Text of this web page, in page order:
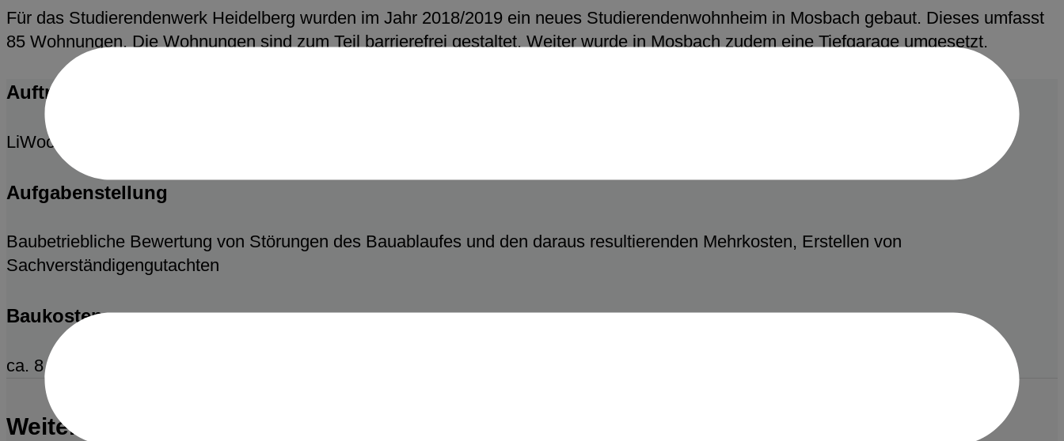
Für das Studierendenwerk Heidelberg wurden im Jahr 2018/2019 ein neues Studierendenwohnheim in Mosbach gebaut. Dieses umfasst
85 Wohnungen. Die Wohnungen sind zum Teil barrierefrei gestaltet. Weiter wurde in Mosbach zudem eine Tiefgarage umgesetzt.
Auftraggeber
LiWooD Holzmodulbau AG
Aufgabenstellung
Baubetriebliche Bewertung von Störungen des Bauablaufes und den daraus resultierenden Mehrkosten, Erstellen von
Sachverständigengutachten
Baukosten
ca. 8 Millionen Euro brutto
Weitere Referenzen